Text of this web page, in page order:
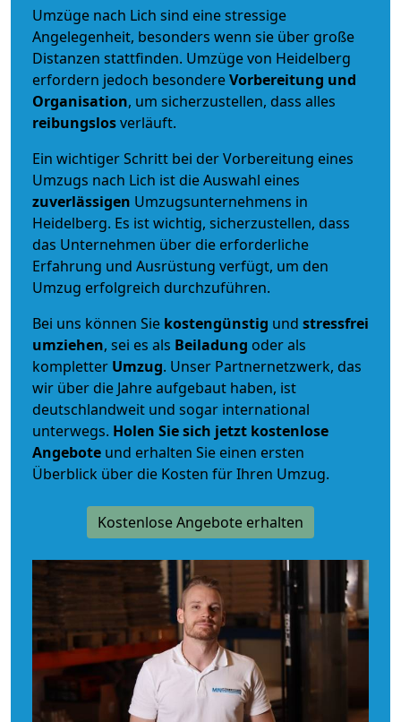
Umzüge nach Lich sind eine stressige
Angelegenheit, besonders wenn sie über große
Distanzen stattfinden. Umzüge von Heidelberg
erfordern jedoch besondereVorbereitung und
Organisation, um sicherzustellen, dass alles
reibungslosverläuft.
Ein wichtiger Schritt bei der Vorbereitung eines
Umzugs nach Lich ist die Auswahl eines
zuverlässigen Umzugsunternehmens in
Heidelberg. Es ist wichtig, sicherzustellen, dass
das Unternehmen über die erforderliche
Erfahrung und Ausrüstung verfügt, um den
Umzug erfolgreich durchzuführen.
Bei uns können Sie kostengünstig und stressfrei
umziehen, sei es als Beiladung oder als
kompletter Umzug. Unser Partnernetzwerk, das
wir über die Jahre aufgebaut haben, ist
deutschlandweit und sogar international
unterwegs. Holen Sie sich jetzt kostenlose
Angebote und erhalten Sie einen ersten
Überblick über die Kosten für Ihren Umzug.
Kostenlose Angebote erhalten